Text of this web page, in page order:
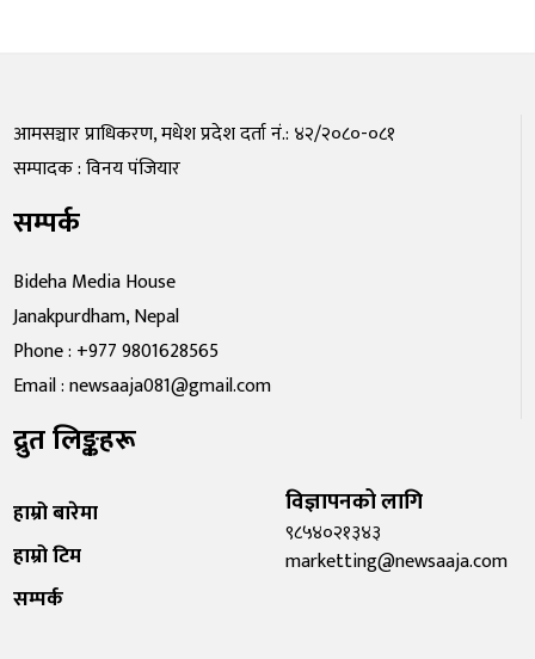
आमसञ्चार प्राधिकरण, मधेश प्रदेश दर्ता नं.: ४२/२०८०-०८१
सम्पादक : विनय पंजियार
सम्पर्क
Bideha Media House
Janakpurdham, Nepal
Phone : +977 9801628565
Email : newsaaja081@gmail.com
द्रुत लिङ्कहरू
हाम्रो बारेमा
हाम्रो टिम
सम्पर्क
विज्ञापनको लागि
९८५४०२१३४३
marketting@newsaaja.com